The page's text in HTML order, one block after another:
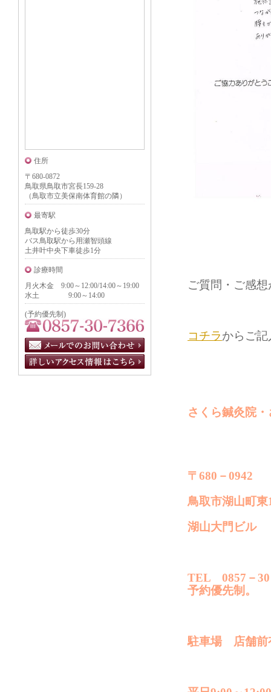
ご質問・ご感
コチラからご
さくら鍼灸院
〒680－0942
鳥取市湖山町東
湖山大門ビル
TEL 0857－30
予約優先制。
駐車場 店舗前
住所
〒680-0872
鳥取県鳥取市宮長159-28
（鳥取市立美保南体育館の隣）
最寄駅
鳥取駅から徒歩30分
バス鳥取駅から用瀬智頭線
土井叶中央下車徒歩1分
診療時間
月火木金 9:00～12:00/14:00～19:00
水土 9:00～14:00
(予約優先制)